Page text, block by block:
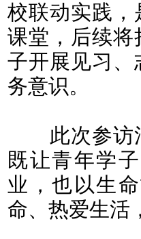
校联动实践
课堂，后续
子开展见习
务意识。
此次参
既让青年学
业，也以生
命、热爱生活